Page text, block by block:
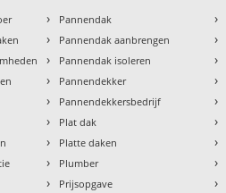
› Pannendak
› Pannendak aanbrengen
› Pannendak isoleren
› Pannendekker
› Pannendekkersbedrijf
› Plat dak
› Platte daken
› Plumber
› Prijsopgave
›
›
›
›
›
›
›
›
›